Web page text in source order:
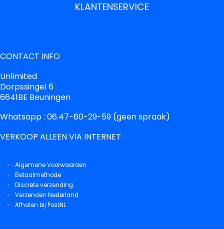
KLANTENSERVICE
CONTACT INFO
Unlimited
Dorpssingel 6
6641BE Beuningen
Whatsapp : 06.47-60-29-59 (geen spraak)
VERKOOP ALLEEN VIA INTERNET
Algemene Voorwaarden
Betaalmethode
Discrete verzending
Verzenden Nederland
Afhalen bij PostNL